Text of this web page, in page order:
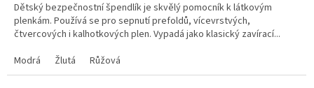
Dětský bezpečnostní špendlík je skvělý pomocník k látkovým
plenkám. Používá se pro sepnutí prefoldů, vícevrstvých,
čtvercových i kalhotkových plen. Vypadá jako klasický zavírací...
Modrá
Žlutá Růžová